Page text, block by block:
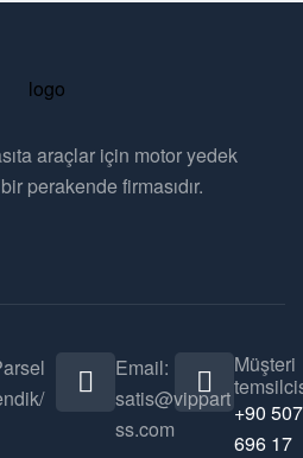
araçlar için motor yedek
perakende firmasıdır.
Email:
satis@vippart
ss.com
Müşteri
+90 507
696 17